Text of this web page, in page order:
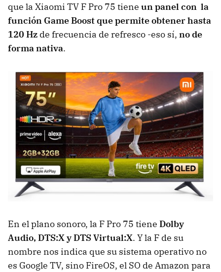
que la Xiaomi TV F Pro 75 tiene un panel con la
función Game Boost que permite obtener hasta
120 Hz de frecuencia de refresco -eso sí, no de
forma nativa.
En el plano sonoro, la F Pro 75 tiene Dolby
Audio, DTS:X y DTS Virtual:X. Y la F de su
nombre nos indica que su sistema operativo no
es Google TV, sino FireOS, el SO de Amazon para